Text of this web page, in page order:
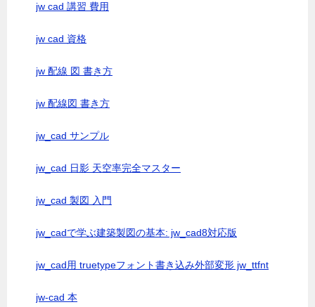
jw cad 講習 費用
jw cad 資格
jw 配線 図 書き方
jw 配線図 書き方
jw_cad サンプル
jw_cad 日影 天空率完全マスター
jw_cad 製図 入門
jw_cadで学ぶ建築製図の基本: jw_cad8対応版
jw_cad用 truetypeフォント書き込み外部変形 jw_ttfnt
jw-cad 本